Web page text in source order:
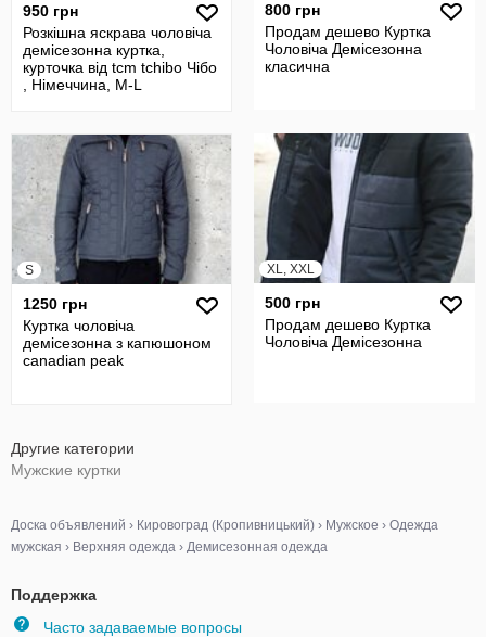
950 грн
Розкішна яскрава чоловіча
демісезонна куртка,
курточка від tcm tchibo Чібо
, Німеччина, M-L
800 грн
Продам дешево Куртка
Чоловіча Демісезонна
класична
S
1250 грн
Куртка чоловіча
демісезонна з капюшоном
canadian peak
XL, XXL
500 грн
Продам дешево Куртка
Чоловіча Демісезонна
Другие категории
Мужские куртки
Доска объявлений › Кировоград (Кропивницький) › Мужское › Одежда
мужская › Верхняя одежда › Демисезонная одежда
Поддержка
Часто задаваемые вопросы